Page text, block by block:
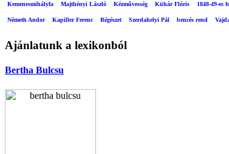
Kemenesmihályfa Majthényi László Kézművesség Kühár Flóris 1848-49-es
Németh Andor Kapiller Ferenc Régészet Szerdahelyi Pál bencés rend
Ajánlatunk a lexikonból
Bertha Bulcsu